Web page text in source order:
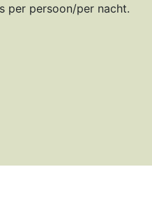
per persoon/per nacht.